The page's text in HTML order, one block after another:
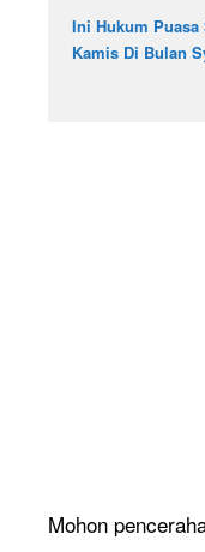
Ini Hukum Puasa
Kamis Di Bulan
Mohon